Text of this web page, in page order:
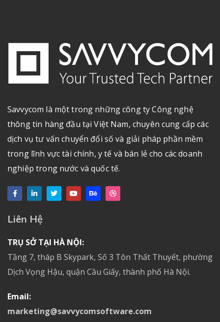
Savvycom là một trong những công ty Công nghệ
thông tin hàng đầu tại Việt Nam, chuyên cung cấp các
dịch vụ tư vấn chuyển đổi số và giải pháp phần mềm
trong lĩnh vực tài chính, y tế và bán lẻ cho các doanh
nghiệp trong nước và quốc tế.
Liên Hệ
TRỤ SỞ TẠI HÀ NỘI:
Tầng 7, tháp B Skypark, Số 3 Tôn Thất Thuyết, phường
Dịch Vọng Hậu, quận Cầu Giấy, thành phố Hà Nội.
Email:
marketing@savvycomsoftware.com